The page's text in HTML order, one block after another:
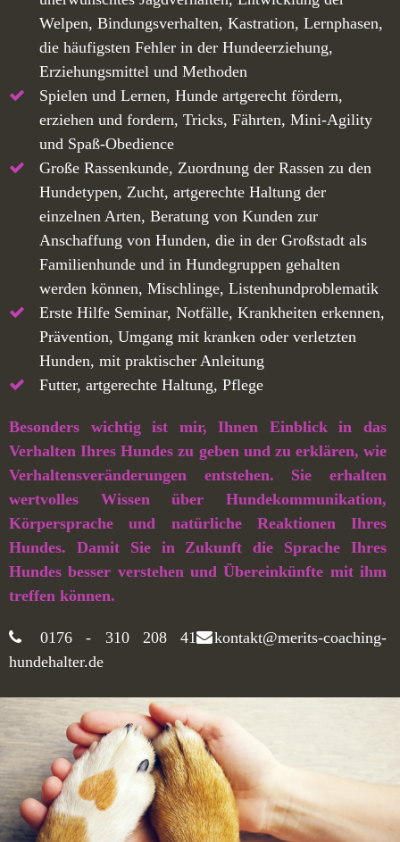
Welpen, Bindungsverhalten, Kastration, Lernphasen,
die häufigsten Fehler in der Hundeerziehung,
Erziehungsmittel und Methoden
Spielen und Lernen, Hunde artgerecht fördern,
erziehen und fordern, Tricks, Fährten, Mini-Agility
und Spaß-Obedience
Große Rassenkunde, Zuordnung der Rassen zu den
Hundetypen, Zucht, artgerechte Haltung der
einzelnen Arten, Beratung von Kunden zur
Anschaffung von Hunden, die in der Großstadt als
Familienhunde und in Hundegruppen gehalten
werden können, Mischlinge, Listenhundproblematik
Erste Hilfe Seminar, Notfälle, Krankheiten erkennen,
Prävention, Umgang mit kranken oder verletzten
Hunden, mit praktischer Anleitung
Futter, artgerechte Haltung, Pflege
Besonders wichtig ist mir, Ihnen Einblick in das
Verhalten Ihres Hundes zu geben und zu erklären, wie
Verhaltensveränderungen entstehen. Sie erhalten
wertvolles Wissen über Hundekommunikation,
Körpersprache und natürliche Reaktionen Ihres
Hundes. Damit Sie in Zukunft die Sprache Ihres
Hundes besser verstehen und Übereinkünfte mit ihm
treffen können.
0176 - 310 208 41
kontakt@merits-coaching-
hundehalter.de